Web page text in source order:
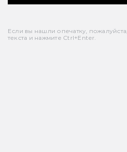
чтобы
Если вы нашли опечатку,
текста и нажмите Ctrl+Enter.